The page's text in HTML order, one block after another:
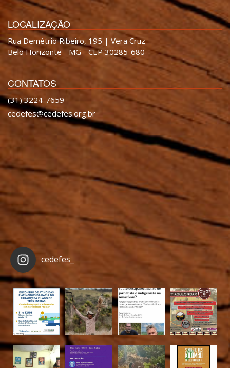
LOCALIZAÇÃO
Rua Demétrio Ribeiro, 195 | Vera Cruz
Belo Horizonte - MG - CEP 30285-680
CONTATOS
(31) 3224-7659
cedefes@cedefes.org.br
cedefes_